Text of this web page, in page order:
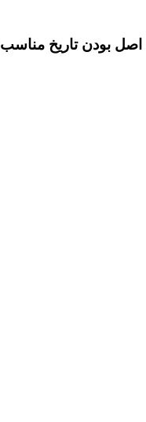
اصل بودنتاریخ مناسب